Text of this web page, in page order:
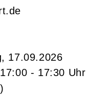
17.09.2026
- 17:30 Uhr